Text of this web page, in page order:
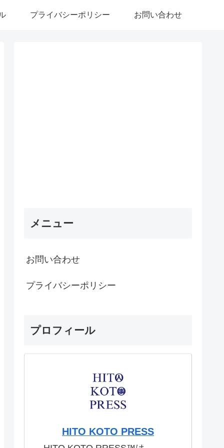
プライバシーポリシー お問い合わせ
メニュー
お問い合わせ
プライバシーポリシー
プロフィール
HITO KOTO PRESS